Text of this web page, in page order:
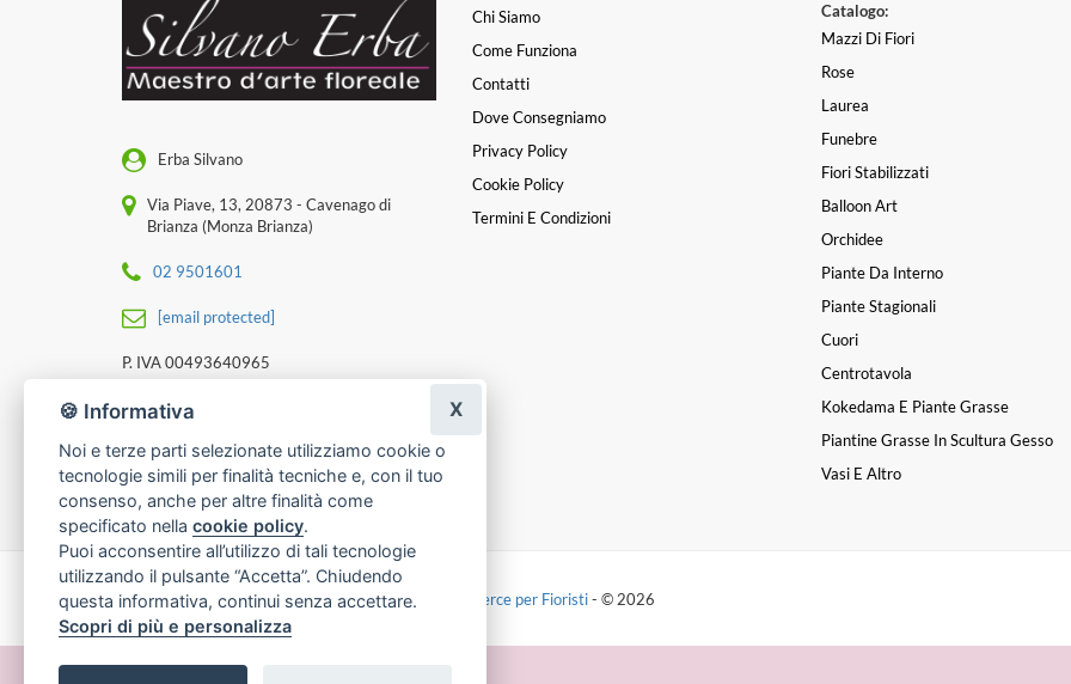
Erba Silvano
Via Piave, 13, 20873 - Cavenago di
Brianza (Monza Brianza)
02 9501601
[email protected]
P. IVA 00493640965
Chi Siamo
Come Funziona
Contatti
Dove Consegniamo
Privacy Policy
Cookie Policy
Termini E Condizioni
Catalogo:
Mazzi Di Fiori
Rose
Laurea
Funebre
Fiori Stabilizzati
Balloon Art
Orchidee
Piante Da Interno
Piante Stagionali
Cuori
Centrotavola
Kokedama E Piante Grasse
Piantine Grasse In Scultura Gesso
Vasi E Altro
Made with byInfoser.it-Realizzazione Siti ecommerce per Fioristi- © 2026
🍪 Informativa
Noi e terze parti selezionate utilizziamo cookie o
tecnologie simili per finalità tecniche e, con il tuo
consenso, anche per altre finalità come
specificato nella cookie policy.
Puoi acconsentire all’utilizzo di tali tecnologie
utilizzando il pulsante “Accetta”. Chiudendo
questa informativa, continui senza accettare.
Scopri di più e personalizza
X